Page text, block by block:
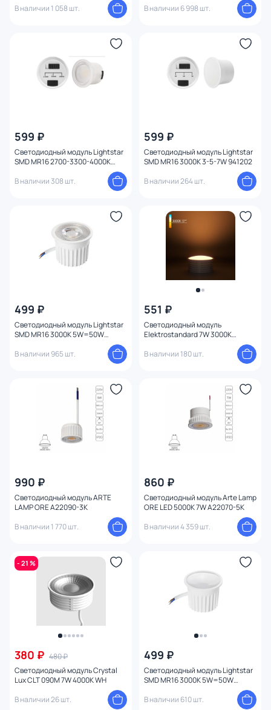
В наличии 1 058 шт.
В наличии 6 998 шт.
599 ₽
Светодиодный модуль Lightstar
SMD MR16 2700-3300-4000K
В наличии 308 шт.
599 ₽
Светодиодный модуль Lightstar
SMD MR16 3000K 3-5-7W 941202
В наличии 264 шт.
499 ₽
Светодиодный модуль Lightstar
SMD MR16 3000K 5W=50W
В наличии 965 шт.
551 ₽
Светодиодный модуль
Elektrostandard 7W 3000K
В наличии 180 шт.
990 ₽
Светодиодный модуль ARTE
LAMP ORE A22090-3K
В наличии 1 770 шт.
860 ₽
Светодиодный модуль Arte Lamp
ORE LED 5000К 7W A22070-5K
В наличии 4 359 шт.
- 21 %
380 ₽ 480 ₽
Светодиодный модуль Crystal
Lux CLT 090M 7W 4000K WH
В наличии 26 шт.
499 ₽
Светодиодный модуль Lightstar
SMD MR16 3000K 5W=50W
В наличии 610 шт.